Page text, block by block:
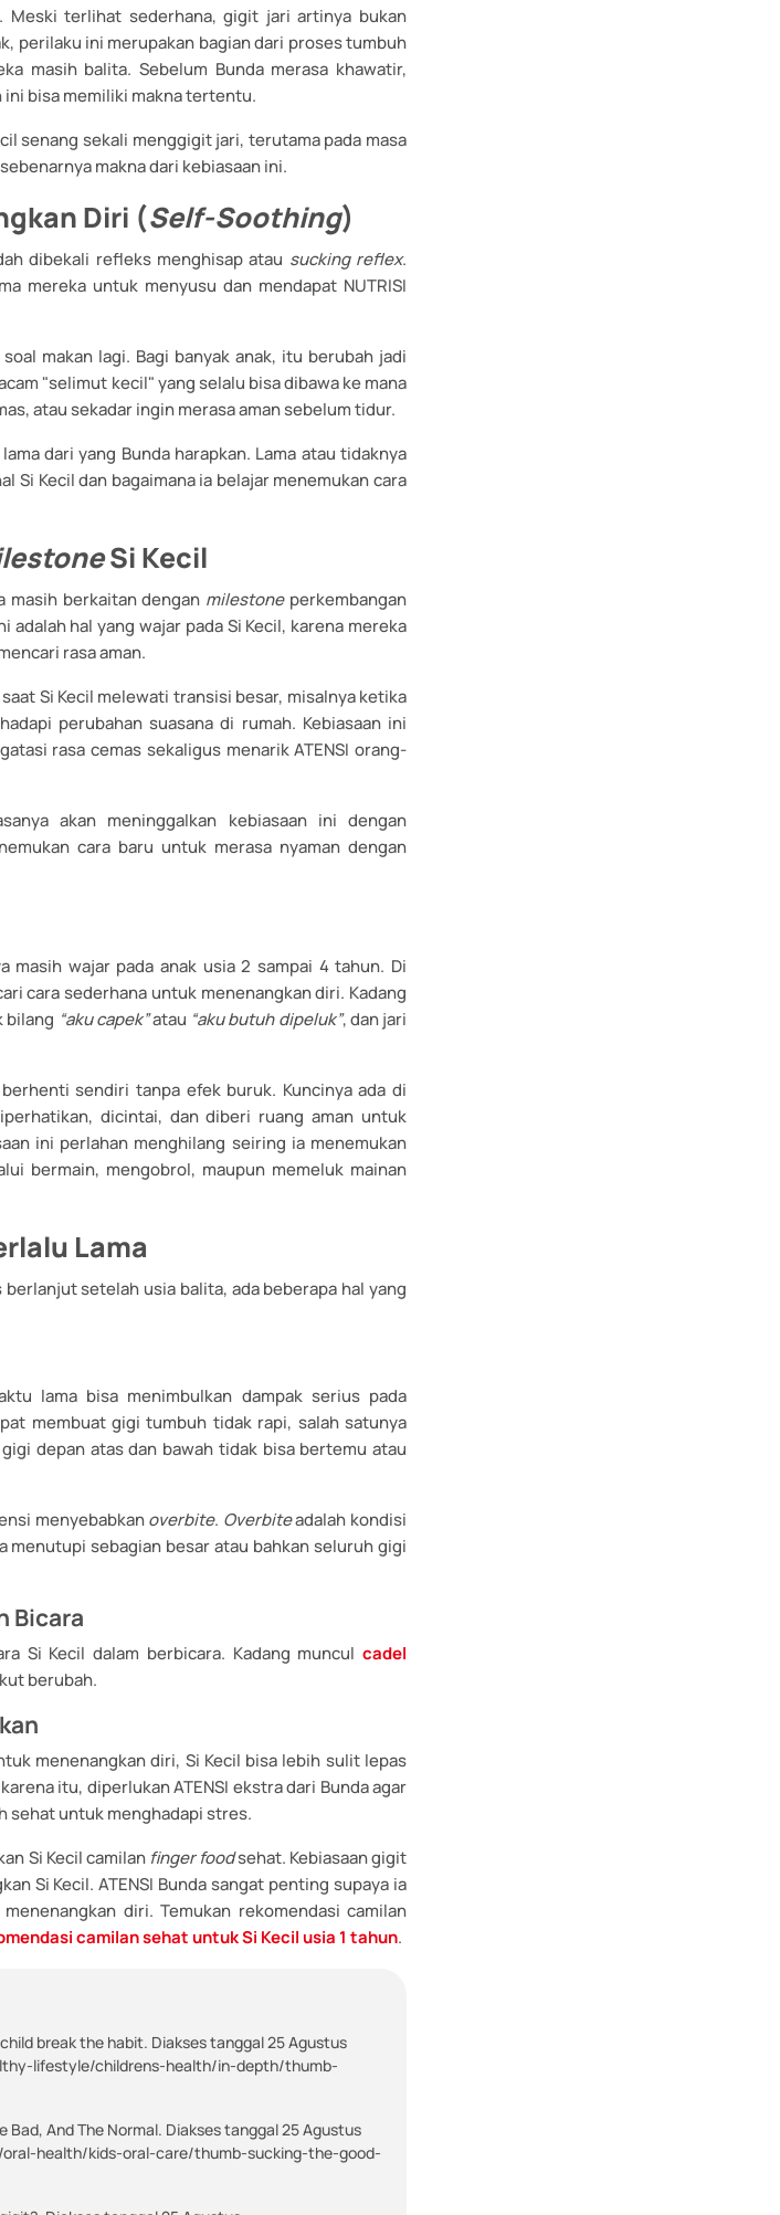
Meski terlihat sederhana, gigit jari artinya bukan
perilaku ini merupakan bagian dari proses tumbuh
masih balita. Sebelum Bunda merasa khawatir,
bisa memiliki makna tertentu.
senang sekali menggigit jari, terutama pada masa
makna dari kebiasaan ini.
Diri (Self-Soothing)
dibekali refleks menghisap atau sucking reflex.
mereka untuk menyusu dan mendapat NUTRISI
makan lagi. Bagi banyak anak, itu berubah jadi
"selimut kecil" yang selalu bisa dibawa ke mana
atau sekadar ingin merasa aman sebelum tidur.
dari yang Bunda harapkan. Lama atau tidaknya
Si Kecil dan bagaimana ia belajar menemukan cara
Si Kecil
masih berkaitan dengan milestone perkembangan
adalah hal yang wajar pada Si Kecil, karena mereka
rasa aman.
Si Kecil melewati transisi besar, misalnya ketika
perubahan suasana di rumah. Kebiasaan ini
rasa cemas sekaligus menarik ATENSI orang-
akan meninggalkan kebiasaan ini dengan
cara baru untuk merasa nyaman dengan
masih wajar pada anak usia 2 sampai 4 tahun. Di
cara sederhana untuk menenangkan diri. Kadang
bilang “aku capek”atau “aku butuh dipeluk”, dan jari
sendiri tanpa efek buruk. Kuncinya ada di
dicintai, dan diberi ruang aman untuk
ini perlahan menghilang seiring ia menemukan
bermain, mengobrol, maupun memeluk mainan
Lama
setelah usia balita, ada beberapa hal yang
lama bisa menimbulkan dampak serius pada
membuat gigi tumbuh tidak rapi, salah satunya
depan atas dan bawah tidak bisa bertemu atau
menyebabkanoverbite. Overbiteadalah kondisi
sebagian besar atau bahkan seluruh gigi
Bicara
Si Kecil dalam berbicara. Kadang muncul cadel
berubah.
menenangkan diri, Si Kecil bisa lebih sulit lepas
itu, diperlukan ATENSI ekstra dari Bunda agar
sehat untuk menghadapi stres.
Si Kecil camilan finger foodsehat. Kebiasaan gigit
Si Kecil. ATENSI Bunda sangat penting supaya ia
diri. Temukan rekomendasi camilan
camilan sehat untuk Si Kecil usia 1 tahun.
break the habit. Diakses tanggal 25 Agustus
lifestyle/childrens-health/in-depth/thumb-
Bad, And The Normal. Diakses tanggal 25 Agustus
health/kids-oral-care/thumb-sucking-the-good-